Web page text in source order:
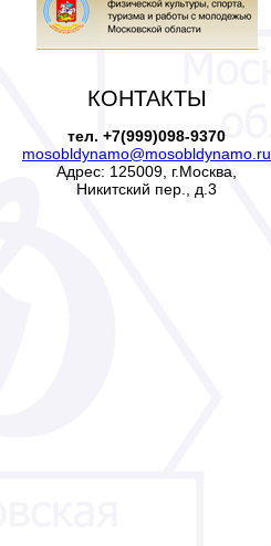
КОНТАКТЫ
тел. +7(999)098-9370
mosobldynamo@mosobldynamo.ru
Адрес: 125009, г.Москва,
Никитский пер., д.3